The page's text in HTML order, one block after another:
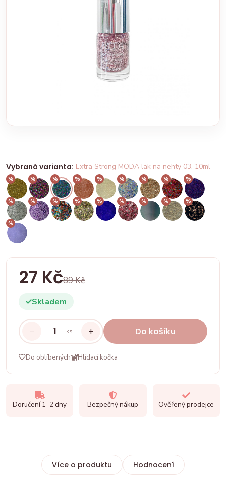
Vybraná varianta: Extra Strong MODA lak na nehty 03, 10ml
% % % % % % % % %
% % % % % % % % %
%
27 Kč89 Kč
Skladem
− ks + Do košíku
Do oblíbených Hlídací kočka
Doručení 1–2 dny Bezpečný nákup Ověřený prodejce
Více o produktu Hodnocení